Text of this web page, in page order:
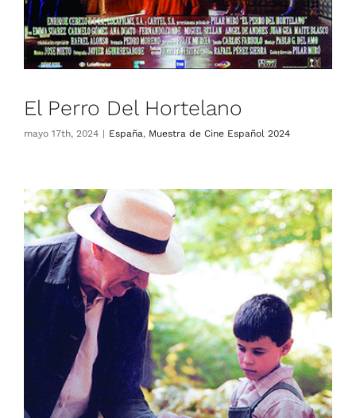
El Perro Del Hortelano
mayo 17th, 2024 | España, Muestra de Cine Español 2024
La Lengua De Las Mariposas
España Muestra de Cine Español 2024